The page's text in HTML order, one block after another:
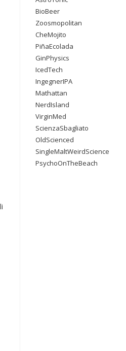
BioBeer
Zoosmopolitan
CheMojito
PiñaEcolada
GinPhysics
IcedTech
IngegnerIPA
Mathattan
NerdIsland
VirginMed
ScienzaSbagliato
OldScienced
SingleMaltWeirdScience
PsychoOnTheBeach